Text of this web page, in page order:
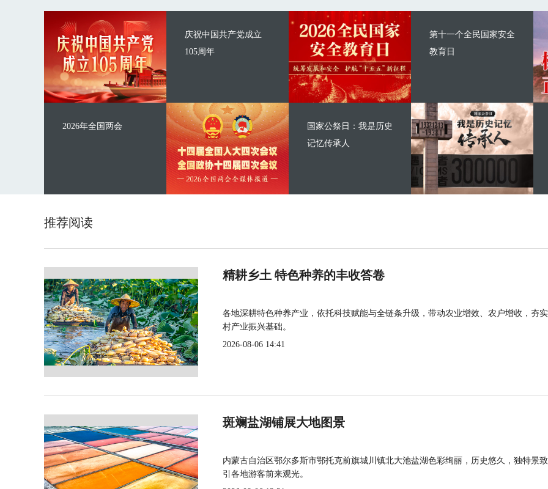
庆祝中国共产党成立
105周年
2026年全国两会
第十一个全民国家安全
教育日
国家公祭日：我是历史
记忆传承人
推荐阅读
精耕乡土 特色种养的丰收答卷
各地深耕特色种养产业，依托科技赋能与全链条升级，带动农业增效、农户增收，夯
村产业振兴基础。
2026-08-06 14:41
斑斓盐湖铺展大地图景
内蒙古自治区鄂尔多斯市鄂托克前旗城川镇北大池盐湖色彩绚丽，历史悠久，独特景
引各地游客前来观光。